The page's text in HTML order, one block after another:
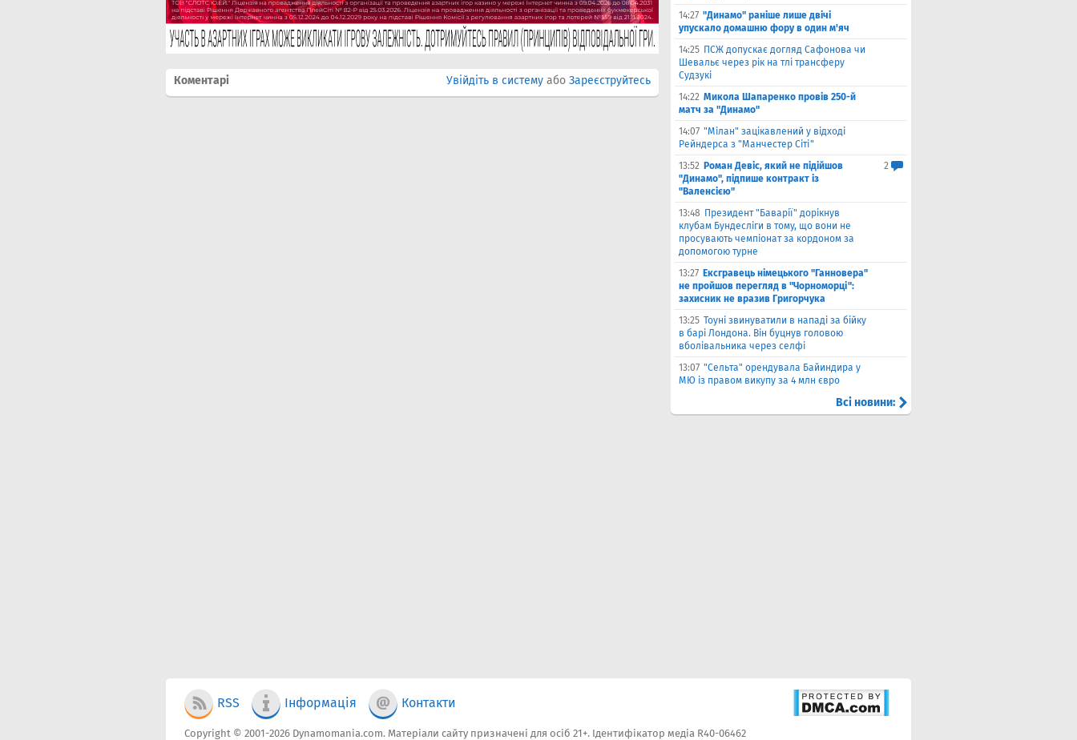
Коментарі Увійдіть в систему або Зареєструйтесь
14:27 "Динамо" раніше лише двічі
упускало домашню фору в один м'яч
14:25 ПСЖ допускає догляд Сафонова чи
Шевальє через рік на тлі трансферу
Судзукі
14:22 Микола Шапаренко провів 250-й
матч за "Динамо"
14:07 "Мілан" зацікавлений у відході
Рейндерса з "Манчестер Сіті"
13:52 Роман Девіс, який не підійшов
"Динамо", підпише контракт із
"Валенсією"
2
13:48 Президент "Баварії" дорікнув
клубам Бундесліги в тому, що вони не
просувають чемпіонат за кордоном за
допомогою турне
13:27 Ексгравець німецького "Ганновера"
не пройшов перегляд в "Чорноморці":
захисник не вразив Григорчука
13:25 Тоуні звинуватили в нападі за бійку
в барі Лондона. Він буцнув головою
вболівальника через селфі
13:07 "Сельта" орендувала Байиндира у
МЮ із правом викупу за 4 млн євро
Всі новини:
RSS Інформація Контакти
Copyright © 2001-2026 Dynamomania.com. Матеріали сайту призначені для осіб 21+. Ідентифікатор медіа R40-06462